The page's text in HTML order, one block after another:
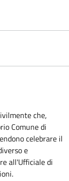
che,
Comune di
celebrare il
e
all'Ufficiale di